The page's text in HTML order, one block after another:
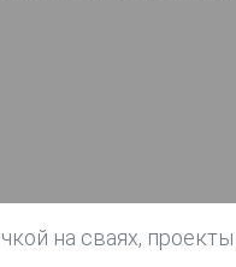
на сваях,